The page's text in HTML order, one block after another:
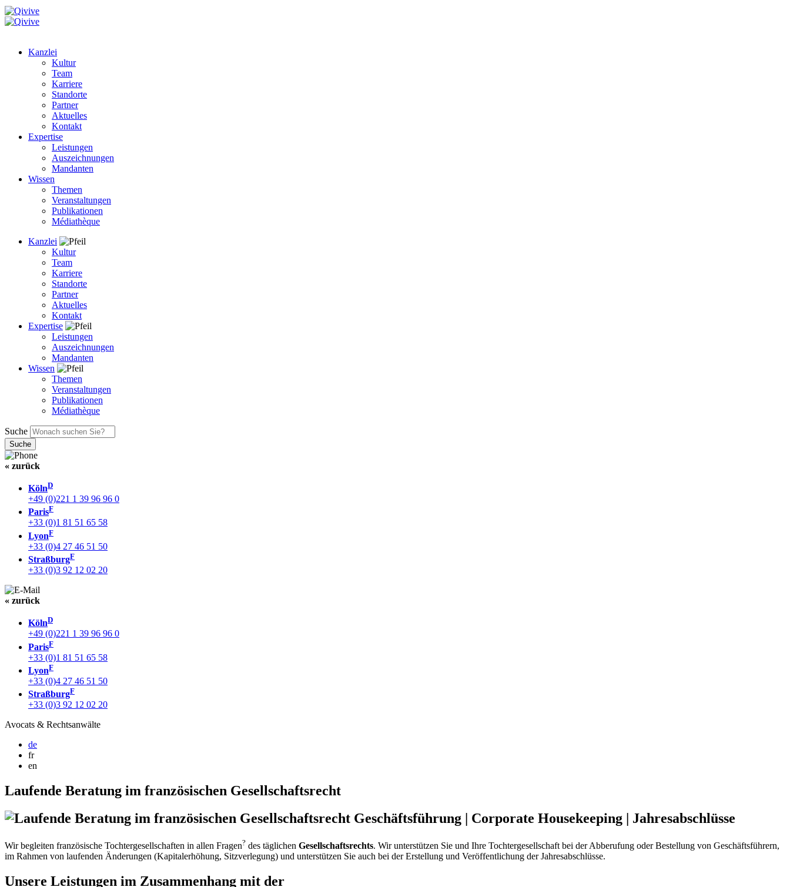
Kanzlei
Kultur
Team
Karriere
Standorte
Partner
Aktuelles
Kontakt
Expertise
Leistungen
Auszeichnungen
Mandanten
Wissen
Themen
Veranstaltungen
Publikationen
Médiathèque
Kanzlei
Kultur
Team
Karriere
Standorte
Partner
Aktuelles
Kontakt
Expertise
Leistungen
Auszeichnungen
Mandanten
Wissen
Themen
Veranstaltungen
Publikationen
Médiathèque
Suche
« zurück
KölnD
+49 (0)221 1 39 96 96 0
ParisF
+33 (0)1 81 51 65 58
LyonF
+33 (0)4 27 46 51 50
StraßburgF
+33 (0)3 92 12 02 20
« zurück
KölnD
+49 (0)221 1 39 96 96 0
ParisF
+33 (0)1 81 51 65 58
LyonF
+33 (0)4 27 46 51 50
StraßburgF
+33 (0)3 92 12 02 20
Avocats & Rechtsanwälte
de
fr
en
Laufende Beratung im französischen Gesellschaftsrecht
Geschäftsführung | Corporate Housekeeping | Jahresabschlüsse
Wir begleiten französische Tochtergesellschaften in allen Fragen? des täglichen Gesellschaftsrechts. Wir unterstützen Sie und Ihre Tochtergesellschaft bei der Abberufung oder Bestellung von Geschäftsführern,
im Rahmen von laufenden Änderungen (Kapitalerhöhung, Sitzverlegung) und unterstützen Sie auch bei der Erstellung und Veröffentlichung der Jahresabschlüsse.
Unsere Leistungen im Zusammenhang mit der